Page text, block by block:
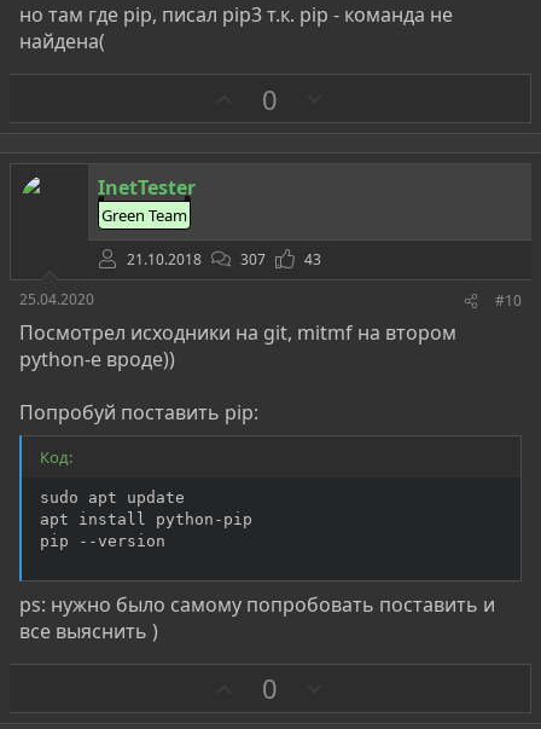
но там где pip, писал pip3 т.к. pip - команда не
найдена(
а
0
р
о
InetTester
Green Team
21.10.2018 307
43
25.04.2020
#10
Посмотрел исходники на git, mitmf на втором
python-е вроде))
Попробуй поставить pip:
Код:
sudo apt update
apt install python-pip
pip --version
ps: нужно было самому попробовать поставить и
все выяснить )
а
0
р